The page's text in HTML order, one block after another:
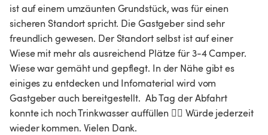
ist auf einem umzäunten Grundstück, was für einen
sicheren Standort spricht. Die Gastgeber sind sehr
freundlich gewesen. Der Standort selbst ist auf einer
Wiese mit mehr als ausreichend Plätze für 3-4 Camper.
Wiese war gemäht und gepflegt. In der Nähe gibt es
einiges zu entdecken und Infomaterial wird vom
Gastgeber auch bereitgestellt.  Ab Tag der Abfahrt
konnte ich noch Trinkwasser auffüllen 👍🏻 Würde jederzeit
wieder kommen. Vielen Dank.